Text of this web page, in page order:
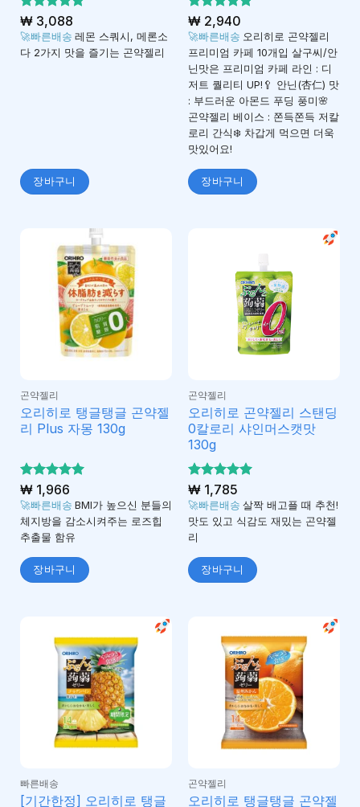
5 중에서
4.88로 평
가됨
₩3,088
🚀빠른배송 레몬 스쿼시, 메론소
다 2가지 맛을 즐기는 곤약젤리
장바구니
5 중에서
4.95로 평
가됨
₩2,940
🚀빠른배송 오리히로 곤약젤리
프리미엄 카페 10개입 살구씨/안
닌맛은 프리미엄 카페 라인 : 디
저트 퀄리티 UP!🥄 안닌(杏仁) 맛
: 부드러운 아몬드 푸딩 풍미🌸
곤약젤리 베이스 : 쫀득쫀득 저칼
로리 간식❄️ 차갑게 먹으면 더욱
맛있어요!
장바구니
곤약젤리
오리히로 탱글탱글 곤약젤
리 Plus 자몽 130g
5 중에서
5로 평가
됨
₩1,966
🚀빠른배송 BMI가 높으신 분들의
체지방을 감소시켜주는 로즈힙
추출물 함유
장바구니
곤약젤리
오리히로 곤약젤리 스탠딩
0칼로리 샤인머스캣맛
130g
5 중에서
5로 평가
됨
₩1,785
🚀빠른배송 살짝 배고플 때 추천!
맛도 있고 식감도 재밌는 곤약젤
리
장바구니
빠른배송
[기간한정] 오리히로 탱글
곤약젤리
오리히로 탱글탱글 곤약젤